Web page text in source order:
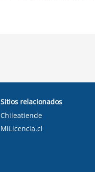
Sitios relacionados
Chileatiende
MiLicencia.cl